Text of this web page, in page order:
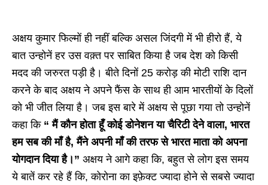
अक्षय कुमार फिल्मों ही नहीं बल्कि असल जिंदगी में भी हीरो हैं, ये
बात उन्होनें हर उस वक़्त पर साबित किया है जब देश को किसी
मदद की जरुरत पड़ी है। बीते दिनों 25 करोड़ की मोटी राशि दान
करने के बाद अक्षय ने अपने फैंस के साथ ही आम भारतीयों के दिलों
को भी जीत लिया है। जब इस बारे में अक्षय से पूछा गया तो उन्होनें
कहा कि “ मैं कौन होता हूँ कोई डोनेशन या चैरिटी देने वाला, भारत
हम सब की माँ है, मैंने अपनी माँ की तरफ से भारत माता को अपना
योगदान दिया है।” अक्षय ने आगे कहा कि, बहुत से लोग इस समय
ये बातें कर रहे हैं कि, कोरोना का इफ़ेक्ट ज्यादा होने से सबसे ज्यादा